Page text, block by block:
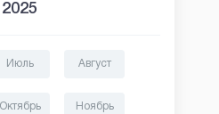
2025
Июль Август
Октябрь Ноябрь